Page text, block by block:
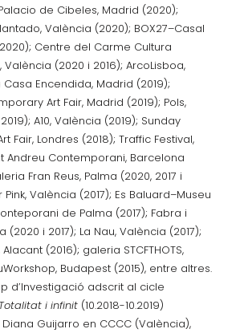
de Cibeles, Madrid (2020);
València (2020); BOX27–Casal
Centre del Carme Cultura
(2020 i 2016); ArcoLisboa,
Casa Encendida, Madrid (2019);
Art Fair, Madrid (2019); Pols,
A10, València (2019); Sunday
Fair, Londres (2018); Traffic Festival,
Andreu Contemporani, Barcelona
Fran Reus, Palma (2020, 2017 i
València (2017); Es Baluard–Museu
de Palma (2017); Fabra i
(2020 i 2017); La Nau, València (2017);
(2016); galeria STCFTHOTS,
Budapest (2015), entre altres.
d’Investigació adscrit al cicle
Totalitat i infinit(10.2018-10.2019)
Guijarro en CCCC (València),